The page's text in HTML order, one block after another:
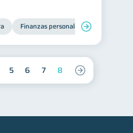
Finanzas personales
5 6 7 8